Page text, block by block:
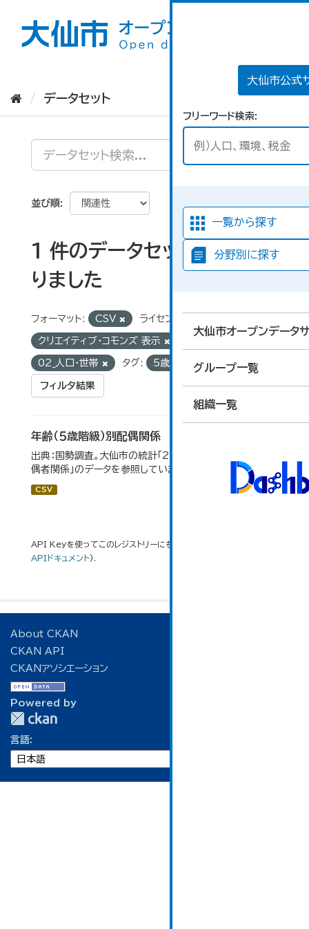
大仙市公式
フリーワード検索
一覧から探す
分野別に探す
大仙市オープンデータ
グループ一覧
組織一覧
データセット
並び順
1 件のデータセットが見つか
りました
フォーマット: CSV ライセンス:
クリエイティブ・コモンズ 表示
02_人口・世帯 タグ: 5歳階級 配偶関係
フィルタ結果
年齢（５歳階級）別配偶関係
出典：国勢調査。大仙市の統計「2-12 年齢（5歳階級）別配
偶者関係」のデータを参照しています。
CSV
API Keyを使ってこのレジストリーにもアクセス可能です
APIドキュメント).
About CKAN
CKAN API
CKANアソシエーション
Powered by
言語